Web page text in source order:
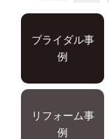
ブライダル事
例
リフォーム事
例